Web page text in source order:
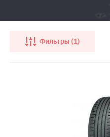
Фильтры 1